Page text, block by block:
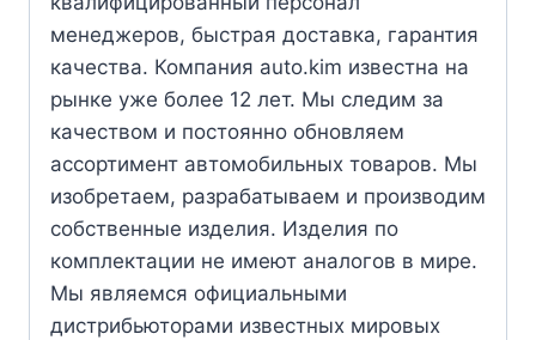
менеджеров, быстрая доставка, гарантия
качества. Компания auto.kim известна на
рынке уже более 12 лет. Мы следим за
качеством и постоянно обновляем
ассортимент автомобильных товаров. Мы
изобретаем, разрабатываем и производим
собственные изделия. Изделия по
комплектации не имеют аналогов в мире.
Мы являемся официальными
дистрибьюторами известных мировых